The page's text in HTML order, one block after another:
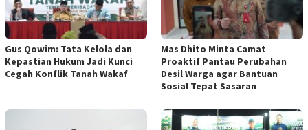
Gus Qowim: Tata Kelola dan
Kepastian Hukum Jadi Kunci
Cegah Konflik Tanah Wakaf
Mas Dhito Minta Camat
Proaktif Pantau Perubahan
Desil Warga agar Bantuan
Sosial Tepat Sasaran